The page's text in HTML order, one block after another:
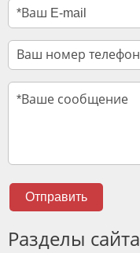
Отправить
Разделы сайта